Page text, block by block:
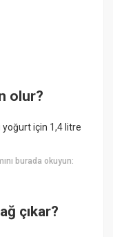
olur?
için 1,4 litre
burada okuyun:
çıkar?